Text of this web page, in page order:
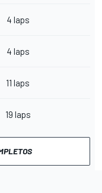
4 laps
4 laps
11 laps
19 laps